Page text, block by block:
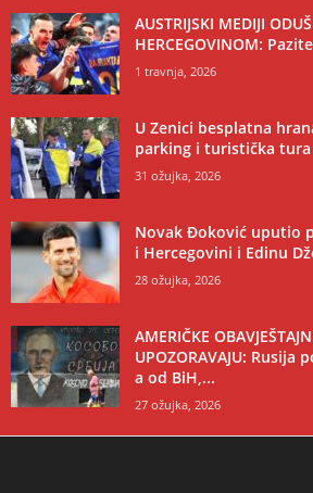
AUSTRIJSKI MEDIJI
HERCEGOVINOM:
1 travnja, 2026
U Zenici besplatna
parking i turistička tura
31 ožujka, 2026
Novak Đoković uputio
i Hercegovini i Edinu
28 ožujka, 2026
AMERIČKE
UPOZORAVAJU: Rusija
a od BiH,...
27 ožujka, 2026